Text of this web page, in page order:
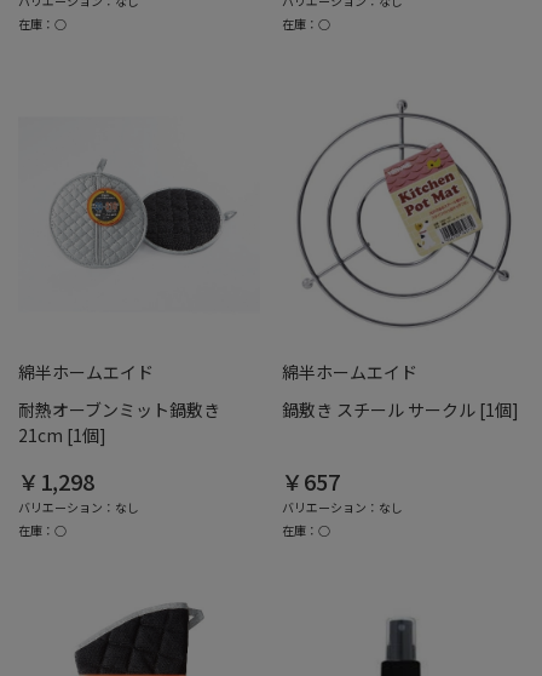
在庫：○
在庫：○
綿半ホームエイド
耐熱オーブンミット鍋敷き
21cm [1個]
￥1,298
バリエーション：なし
在庫：○
綿半ホームエイド
鍋敷き スチール サークル [1個]
￥657
バリエーション：なし
在庫：○